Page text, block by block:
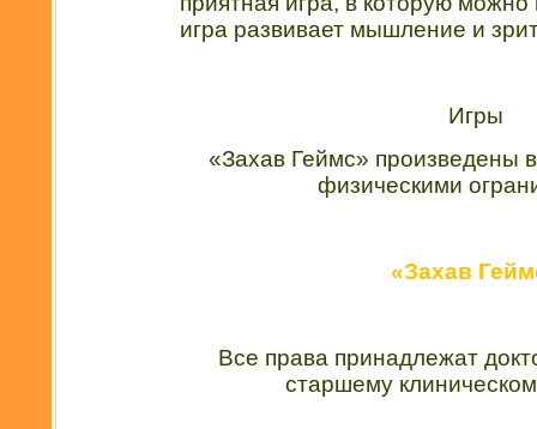
игра развивает мышление и
Игры
«Захав Геймс» произведены
физическими
«Захав
Все права принадлежат
старшему